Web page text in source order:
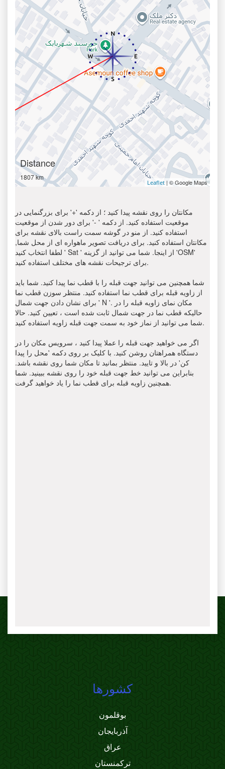
Distance
1807 km
Leaflet | © Google Maps
مکانتان را روی نقشه پیدا کنید ؛ از دکمه '+' برای بزرگنمایی در
موقعیت استفاده کنید. از دکمه ' -' برای دور شدن از موقعیت
استفاده کنید. از منو در گوشه سمت راست بالای نقشه برای
مکانتان استفاده کنید. برای دریافت تصویر ماهواره ای از محل شما,
لطفا انتخاب کنید ' Sat ' از اینجا. شما می توانید از گزینه 'OSM'
برای ترجیحات نقشه های مختلف استفاده کنید.
شما همچنین می توانید جهت قبله را با قطب نما پیدا کنید. شما باید
از زاویه قبله برای قطب نما استفاده کنید. منتظر سوزن قطب نما
برای نشان دادن جهت شمال ' N '. مکان نمای زاویه قبله را در
حالیکه قطب نما در جهت شمال ثابت شده است ، تعیین کنید. حالا
شما می توانید از نماز خود به سمت جهت قبله زاویه استفاده کنید.
اگر می خواهید جهت قبله را عملا پیدا کنید ، سرویس مکان را در
دستگاه همراهتان روشن کنید. با کلیک بر روی دکمه 'محل را پیدا
کن' در بالا و تایید. منتظر بمانید تا مکان شما روی نقشه باشد.
بنابراین می توانید خط جهت قبله خود را روی نقشه ببینید. شما
همچنین زاویه قبله برای قطب نما را یاد خواهید گرفت.
کشورها
بوقلمون
آذربایجان
عراق
ترکمنستان